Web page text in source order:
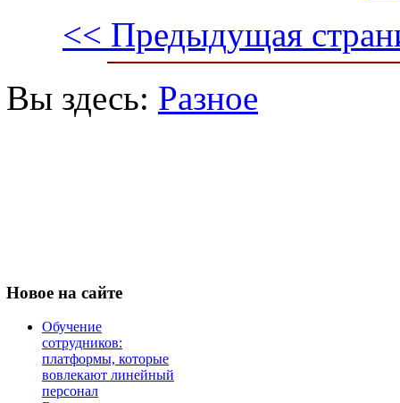
<< Предыдущая
Вы здесь: Разное
Новое на сайте
Обучение
сотрудников:
платформы, которые
вовлекают линейный
персонал